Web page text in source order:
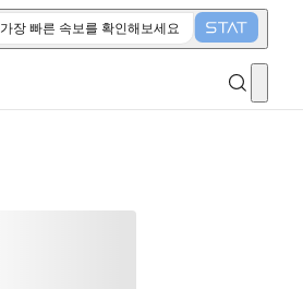
가장 빠른 속보를 확인해보세요